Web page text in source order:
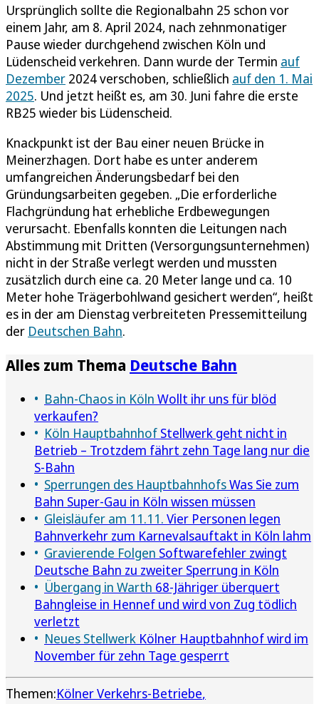
Ursprünglich sollte die Regionalbahn 25 schon vor
einem Jahr, am 8. April 2024, nach zehnmonatiger
Pause wieder durchgehend zwischen Köln und
Lüdenscheid verkehren. Dann wurde der Termin auf
Dezember 2024 verschoben, schließlich auf den 1. Mai
2025. Und jetzt heißt es, am 30. Juni fahre die erste
RB25 wieder bis Lüdenscheid.
Knackpunkt ist der Bau einer neuen Brücke in
Meinerzhagen. Dort habe es unter anderem
umfangreichen Änderungsbedarf bei den
Gründungsarbeiten gegeben. „Die erforderliche
Flachgründung hat erhebliche Erdbewegungen
verursacht. Ebenfalls konnten die Leitungen nach
Abstimmung mit Dritten (Versorgungsunternehmen)
nicht in der Straße verlegt werden und mussten
zusätzlich durch eine ca. 20 Meter lange und ca. 10
Meter hohe Trägerbohlwand gesichert werden“, heißt
es in der am Dienstag verbreiteten Pressemitteilung
der Deutschen Bahn.
Alles zum Thema Deutsche Bahn
Bahn-Chaos in Köln Wollt ihr uns für blöd
verkaufen?
Köln Hauptbahnhof Stellwerk geht nicht in
Betrieb – Trotzdem fährt zehn Tage lang nur die
S-Bahn
Sperrungen des HauptbahnhofsWas Sie zum
Bahn Super-Gau in Köln wissen müssen
Gleisläufer am 11.11. Vier Personen legen
Bahnverkehr zum Karnevalsauftakt in Köln lahm
Gravierende Folgen Softwarefehler zwingt
Deutsche Bahn zu zweiter Sperrung in Köln
Übergang in Warth 68-Jähriger überquert
Bahngleise in Hennef und wird von Zug tödlich
verletzt
Neues Stellwerk Kölner Hauptbahnhof wird im
November für zehn Tage gesperrt
Themen:Kölner Verkehrs-Betriebe